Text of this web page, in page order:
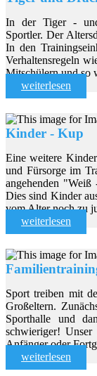
In der Tiger - und
Sportler. Der
In den
Verhaltensregeln
Mitschülern und so
weiterlesen
Kinder - Kup
Eine weitere
und Fürsorge im
angehenden
Dies sind Kinder
vom Alter noch zu
weiterlesen
Sport treiben mit
Großeltern.
Sporthalle und
schwieriger!
Anfänger oder
weiterlesen